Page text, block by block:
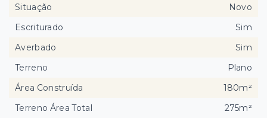
Situação
Novo
Escriturado
Sim
Averbado
Sim
Terreno
Plano
Área Construída
180m²
Terreno Área Total
275m²